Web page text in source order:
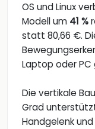
OS und Linux
Modell um 41 %
statt 80,66 €.
Laptop oder
Die vertikale
Grad
Handgelenk